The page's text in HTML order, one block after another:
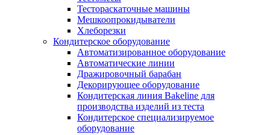
Тестораскаточные машины
Мешкоопрокидыватели
Хлеборезки
Кондитерское оборудование
Автоматизированное оборудование
Автоматические линии
Дражировочный барабан
Декорирующее оборудование
Кондитерская линия Bakeline для
производства изделий из теста
Кондитерское специализируемое
оборудование